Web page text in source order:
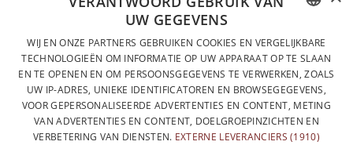
PRIVACYBELEID
ALGEMENE VERKOOPVOORWAARDEN
SITEMAP
FRENCH
DUTCH
ENGLISH
UW GEGEVENS
WIJ EN ONZE PARTNERS GEBRUIKEN COOKIES EN VERGELIJKBARE
TECHNOLOGIEËN OM INFORMATIE OP UW APPARAAT OP TE SLAAN
EN TE OPENEN EN OM PERSOONSGEGEVENS TE VERWERKEN, ZOALS
UW IP-ADRES, UNIEKE IDENTIFICATOREN EN BROWSEGEGEVENS,
VOOR GEPERSONALISEERDE ADVERTENTIES EN CONTENT, METING
VAN ADVERTENTIES EN CONTENT, DOELGROEPINZICHTEN EN
VERBETERING VAN DIENSTEN. EXTERNE LEVERANCIERS (1910)